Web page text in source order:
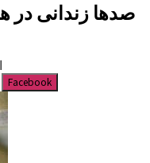
صدها زندانی در
Facebook